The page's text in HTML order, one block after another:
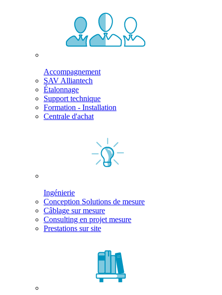
Accompagnement
SAV Alliantech
Étalonnage
Support technique
Formation - Installation
Centrale d'achat
Ingénierie
Conception Solutions de mesure
Câblage sur mesure
Consulting en projet mesure
Prestations sur site